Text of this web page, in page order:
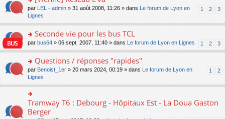
e
nt
pl
u
s
ré
c
e
n
lu
le
u
s
ré
c
e
nt
a
g
e
n
o
n
pl
u
s
ré
c
e
nt
er
le
m
e
s
s
e
n
o
n
lu
le
pl
u
o
s
er
le
m
e
s
s
g
n
o
1 2 3
par LEL - admin » 31 août 2008, 11:26 » dans
Le forum de Lyon en
Lignes
o
n
ult
er
le
m
e
s
Seconde vie pour les bus TCL
1 2 3
par bus64 » 06 sept. 2007, 11:40 » dans Le forum de Lyon en Lignes
o
s
ult
er
le
m
Questions / réponses "rapides"
1 2
par Benoist_1er » 20 mars 2024, 00:19 » dans
Le forum de Lyon en
Lignes
o
n
Tramway T6 : Debourg - Hôpitaux Est - La Doua Gaston
Berger